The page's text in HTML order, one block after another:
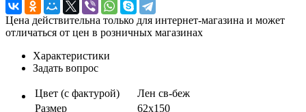
Цена действительна только для интернет-магазина и может
отличаться от цен в розничных магазинах
Характеристики
Задать вопрос
Цвет (с фактурой)
Лен св-беж
Размер
62х150